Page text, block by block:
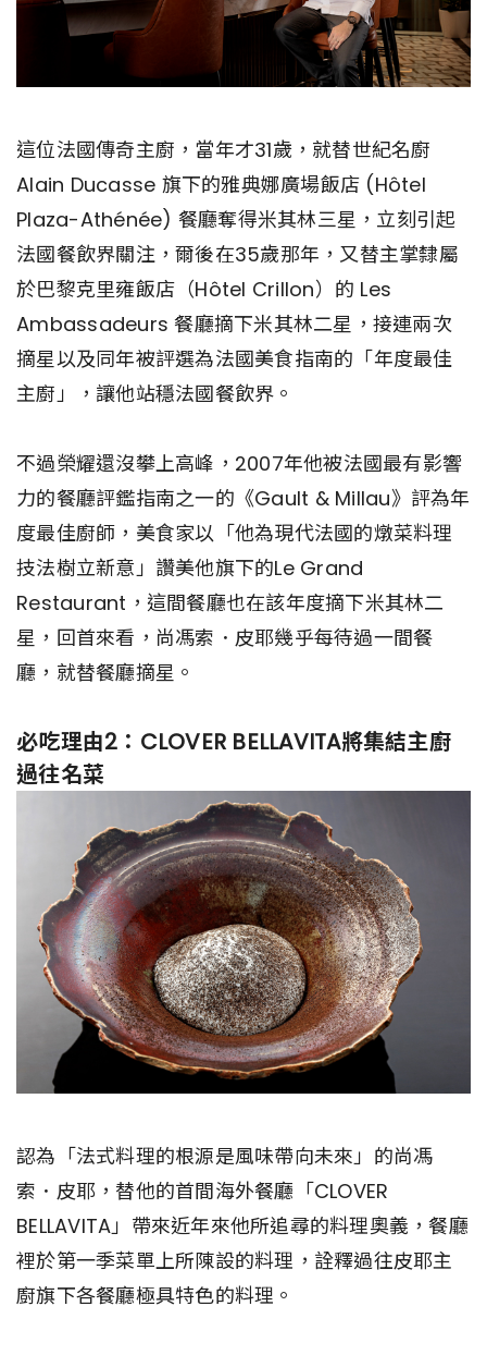
這位法國傳奇主廚，當年才31歲，就替世紀名廚
Alain Ducasse 旗下的雅典娜廣場飯店 (Hôtel
Plaza-Athénée) 餐廳奪得米其林三星，立刻引起
法國餐飲界關注，爾後在35歲那年，又替主掌隸屬
於巴黎克里雍飯店（Hôtel Crillon）的 Les
Ambassadeurs 餐廳摘下米其林二星，接連兩次
摘星以及同年被評選為法國美食指南的「年度最佳
主廚」，讓他站穩法國餐飲界。
不過榮耀還沒攀上高峰，2007年他被法國最有影響
力的餐廳評鑑指南之一的《Gault & Millau》評為年
度最佳廚師，美食家以「他為現代法國的燉菜料理
技法樹立新意」讚美他旗下的Le Grand
Restaurant，這間餐廳也在該年度摘下米其林二
星，回首來看，尚馮索．皮耶幾乎每待過一間餐
廳，就替餐廳摘星。
必吃理由2：CLOVER BELLAVITA將集結主廚
過往名菜
認為「法式料理的根源是風味帶向未來」的尚馮
索．皮耶，替他的首間海外餐廳「CLOVER
BELLAVITA」帶來近年來他所追尋的料理奧義，餐廳
裡於第一季菜單上所陳設的料理，詮釋過往皮耶主
廚旗下各餐廳極具特色的料理。